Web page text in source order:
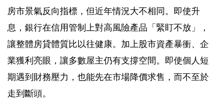
房市景氣反向指標，但近年情況大不相同。即使升
息，銀行在信用管制上對高風險產品「緊盯不放」，
讓整體房貸體質比以往健康。加上股市資產暴衝、企
業獲利亮眼，讓多數屋主仍有支撐空間。即使個人短
期遇到財務壓力，也能先在市場降價求售，而不至於
走到斷頭。